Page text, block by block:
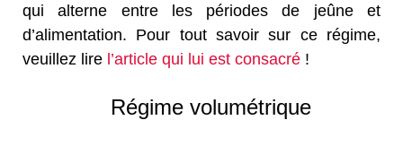
qui alterne entre les périodes de jeûne et
d’alimentation. Pour tout savoir sur ce régime,
veuillez lire l’article qui lui est consacré !
Régime volumétrique